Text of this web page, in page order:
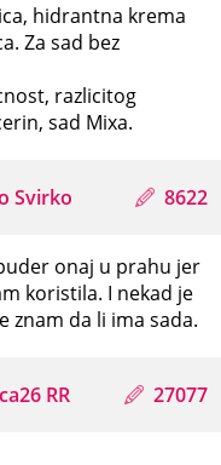
hidrantna krema
Za sad bez
razlicitog
sad Mixa.
Svirko 8622
onaj u prahu jer
koristila. I nekad je
znam da li ima sada.
RR 27077